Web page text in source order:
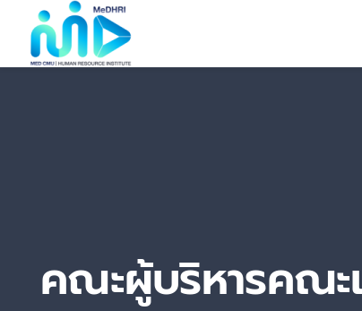
content
คณะผู้บริหารคณ